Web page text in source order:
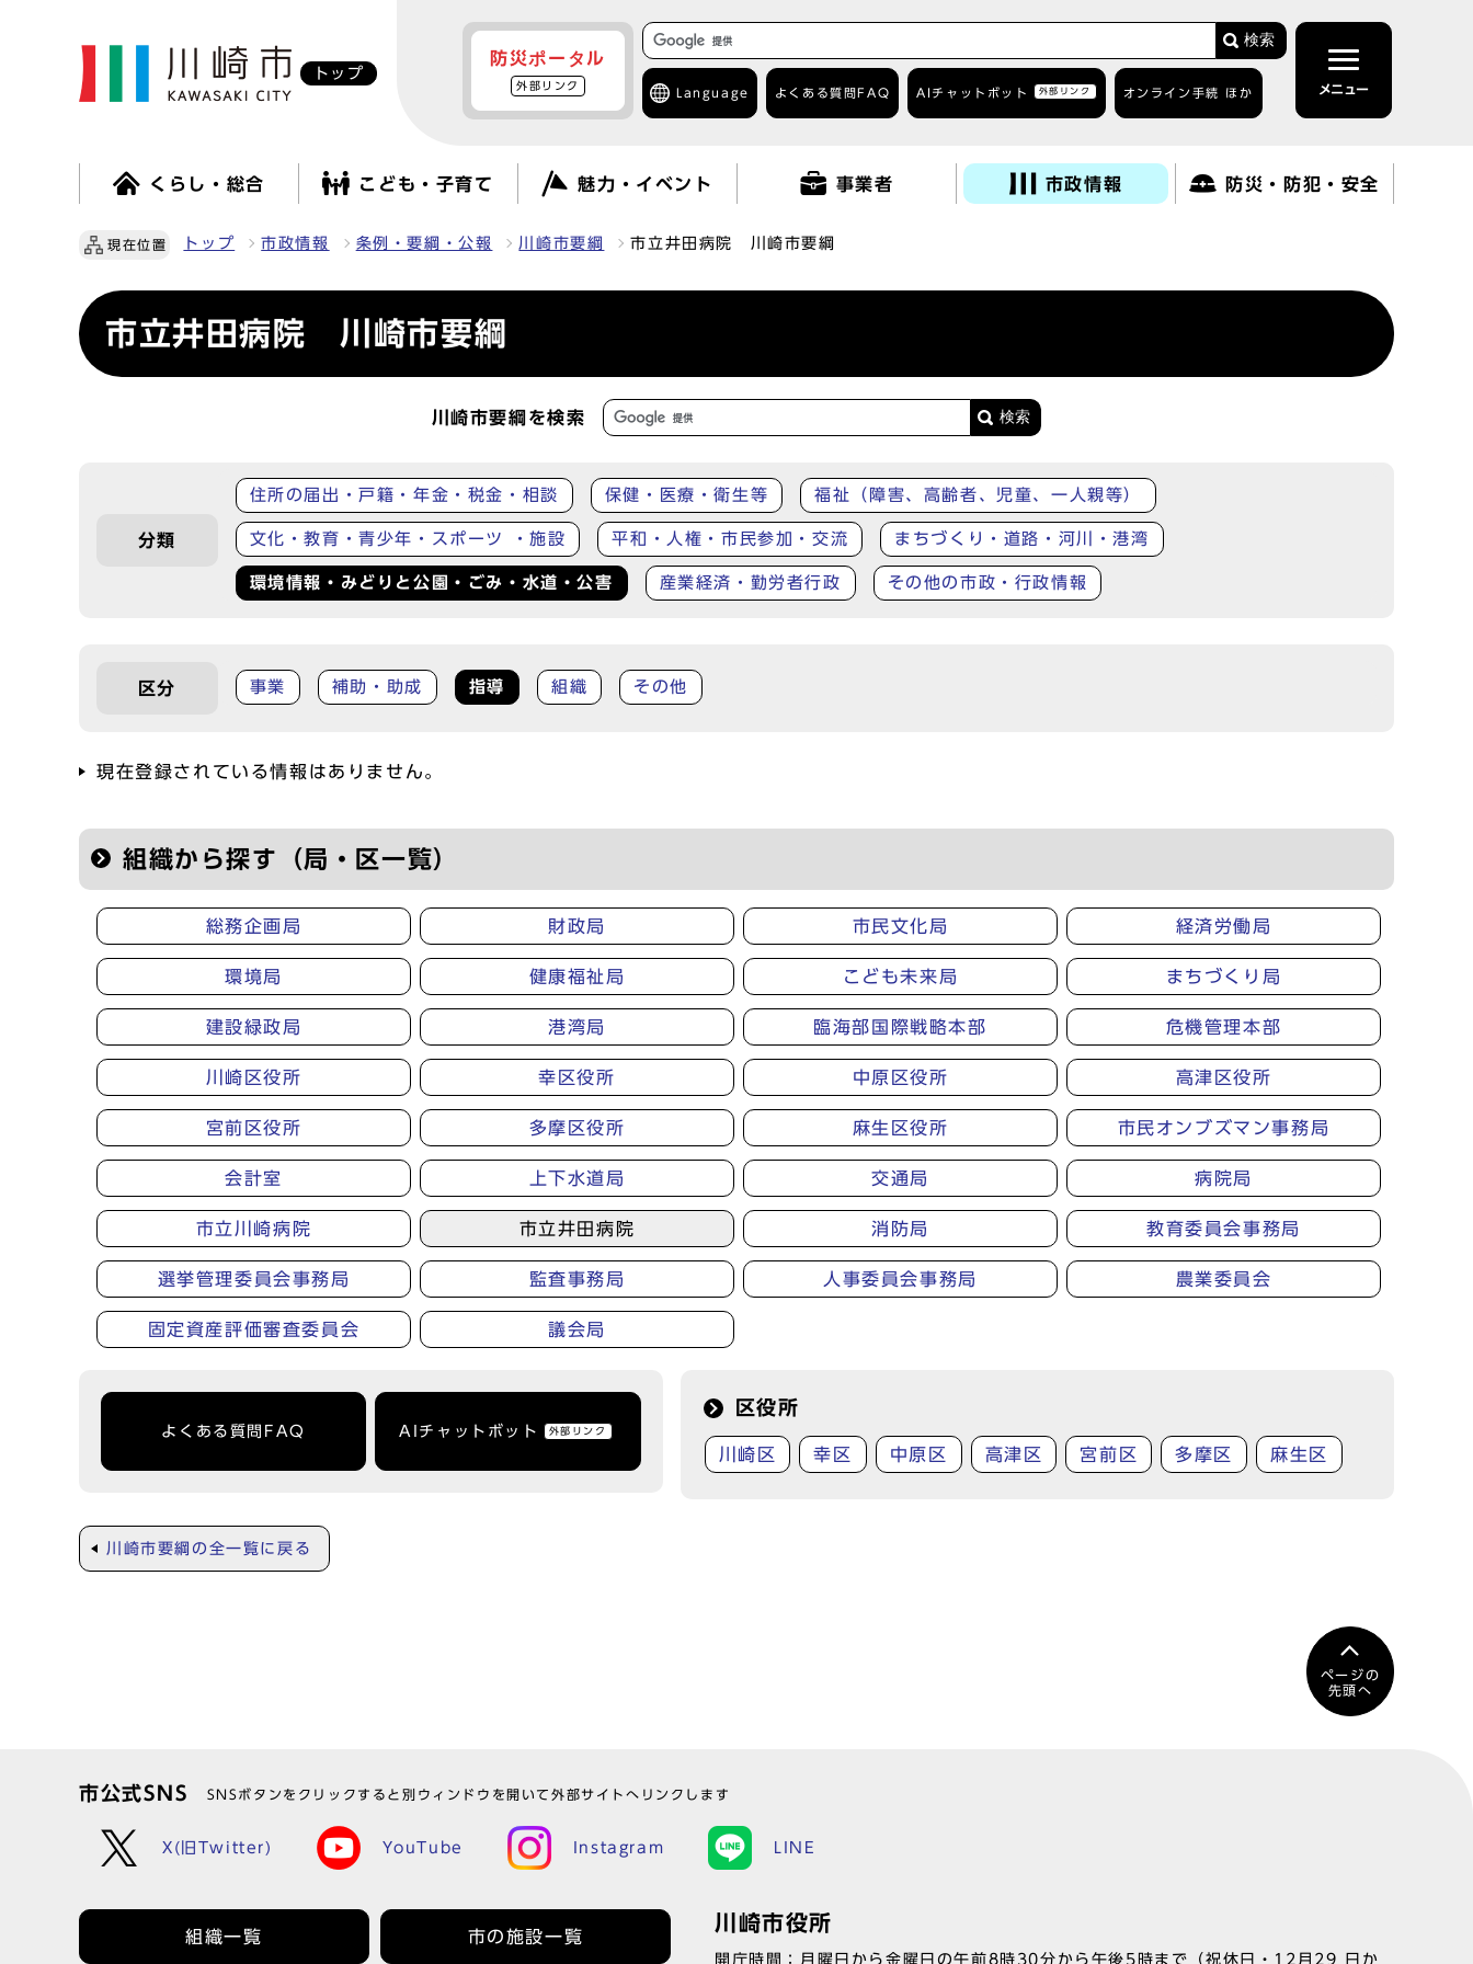
トップ
防災ポータル
外部リンク
検索
Language よくある質問 FAQ AIチャットボット 外部リンク オンライン手続 ほか メニュー
くらし・総合 こども・子育て 魅力・イベント 事業者 市政情報 防災・防犯・安全
現在位置 トップ 市政情報 条例・要綱・公報 川崎市要綱 市立井田病院 川崎市要綱
市立井田病院 川崎市要綱
川崎市要綱を検索
分類
住所の届出・戸籍・年金・税金・相談 保健・医療・衛生等 福祉（障害、高齢者、児童、一人親等）
文化・教育・青少年・スポーツ ・施設 平和・人権・市民参加・交流 まちづくり・道路・河川・港湾
環境情報・みどりと公園・ごみ・水道・公害 産業経済・勤労者行政 その他の市政・行政情報
区分 事業 補助・助成 指導 組織 その他
現在登録されている情報はありません。
組織から探す（局・区一覧）
総務企画局 財政局 市民文化局 経済労働局
環境局 健康福祉局 こども未来局 まちづくり局
建設緑政局 港湾局 臨海部国際戦略本部 危機管理本部
川崎区役所 幸区役所 中原区役所 高津区役所
宮前区役所 多摩区役所 麻生区役所 市民オンブズマン事務局
会計室 上下水道局 交通局 病院局
市立川崎病院 市立井田病院 消防局 教育委員会事務局
選挙管理委員会事務局 監査事務局 人事委員会事務局 農業委員会
固定資産評価審査委員会 議会局
よくある質問FAQ AIチャットボット 外部リンク
区役所
川崎区 幸区 中原区 高津区 宮前区 多摩区 麻生区
川崎市要綱の全一覧に戻る
ページの
先頭へ
市公式SNS SNSボタンをクリックすると別ウィンドウを開いて外部サイトへリンクします
X(旧Twitter) YouTube Instagram LINE
組織一覧 市の施設一覧
川崎市役所
開庁時間：月曜日から金曜日の午前8時30分から午後5時まで（祝休日・12月29 日か